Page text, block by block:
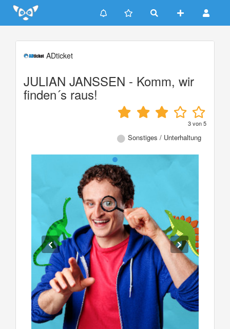
Update cookies preferences
ADticket
JULIAN JANSSEN - Komm, wir
finden´s raus!
3von5
Sonstiges / Unterhaltung